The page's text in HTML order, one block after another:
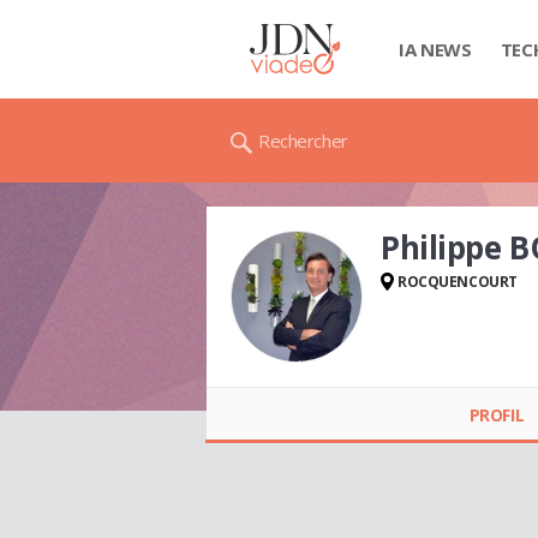
IA NEWS
Rechercher
Philippe BOUYSSET
Philippe
ROCQUENCOURT
PROFIL